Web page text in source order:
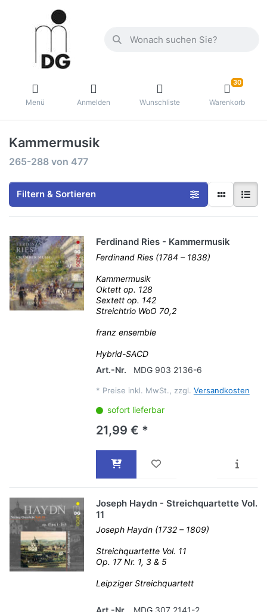
Menü Anmelden Wunschliste
30
Warenkorb
Kammermusik
265-288 von 477
Filtern & Sortieren
Ferdinand Ries - Kammermusik
Ferdinand Ries (1784 – 1838)
Kammermusik
Oktett op. 128
Sextett op. 142
Streichtrio WoO 70,2
franz ensemble
Hybrid-SACD
Art.-Nr.
MDG 903 2136-6
* Preise inkl. MwSt., zzgl. Versandkosten
sofort lieferbar
21,99 € *
Joseph Haydn - Streichquartette Vol.
11
Joseph Haydn (1732 – 1809)
Streichquartette Vol. 11
Op. 17 Nr. 1, 3 & 5
Leipziger Streichquartett